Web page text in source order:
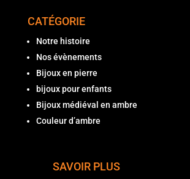
CATÉGORIE
Notre histoire
Nos évènements
Bijoux en pierre
bijoux pour enfants
Bijoux médiéval en ambre
Couleur d’ambre
SAVOIR PLUS